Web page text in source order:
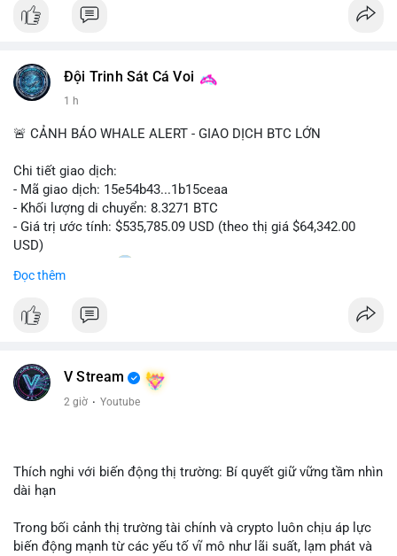
XRP và Ripple, ảnh hưởng đến tâm lý nhà đầu tư.
#ripple
📰 Nguồn: CoinDesk
Đội Trinh Sát Cá Voi
1 h
🚨 CẢNH BÁO WHALE ALERT - GIAO DỊCH BTC LỚN
Chi tiết giao dịch:
- Mã giao dịch: 15e54b43...1b15ceaa
- Khối lượng di chuyển: 8.3271 BTC
- Giá trị ước tính: $535,785.09 USD (theo thị giá $64,342.00
USD)
- Thời gian: 04:20
Nhận định phân tích: Giao dịch 8.3271 BTC trị giá hơn nửa triệu
USD được thực hiện trong khung giờ sáng sớm, cho thấy dấu
đủ tạo áp lực bán trực tiếp lên thị trường nhưng phản ánh tâm
lý thận trọng của cá voi. Nếu dòng tiền này hướng về ví sàn
của BTC.
tương tự trong 24 giờ tới để xác nhận xu hướng. Không nên
hành động vội vàng dựa trên một giao dịch đơn lẻ, hãy ưu tiên
Đọc thêm
V Stream
2 giờ · Youtube
Thích nghi với biến động thị trường: Bí quyết giữ vững tầm nhìn
dài hạn
Trong bối cảnh thị trường tài chính và crypto luôn chịu áp lực
biến động mạnh từ các yếu tố vĩ mô như lãi suất, lạm phát và